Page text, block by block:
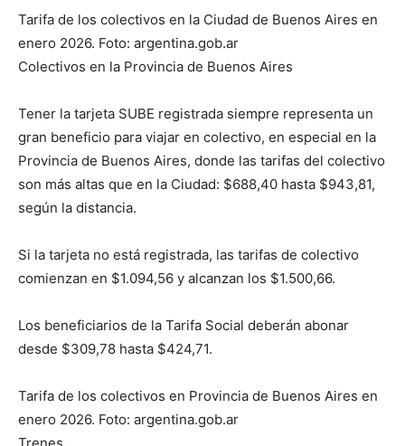
Tarifa de los colectivos en la Ciudad de Buenos Aires en
enero 2026. Foto: argentina.gob.ar
Colectivos en la Provincia de Buenos Aires
Tener la tarjeta SUBE registrada siempre representa un
gran beneficio para viajar en colectivo, en especial en la
Provincia de Buenos Aires, donde las tarifas del colectivo
son más altas que en la Ciudad: $688,40 hasta $943,81,
según la distancia.
Si la tarjeta no está registrada, las tarifas de colectivo
comienzan en $1.094,56 y alcanzan los $1.500,66.
Los beneficiarios de la Tarifa Social deberán abonar
desde $309,78 hasta $424,71.
Tarifa de los colectivos en Provincia de Buenos Aires en
enero 2026. Foto: argentina.gob.ar